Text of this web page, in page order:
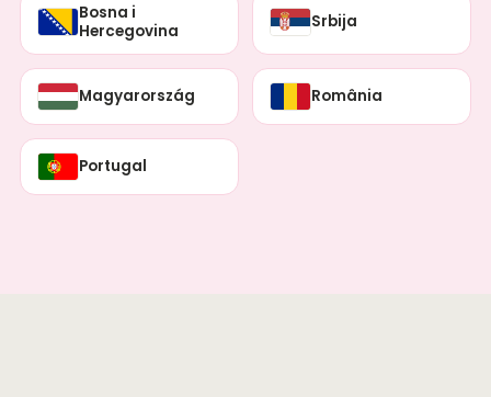
Bosna i
Hercegovina
Srbija
Magyarország România
Portugal